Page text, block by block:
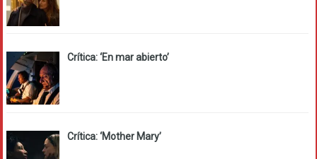
Crítica: ‘En mar abierto’
Crítica: ‘Mother Mary’